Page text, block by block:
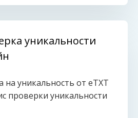
уникальности
уникальность от eTXT
проверки уникальности